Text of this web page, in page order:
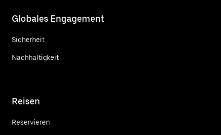
Globales Engagement
Sicherheit
Nachhaltigkeit
Reisen
Reservieren